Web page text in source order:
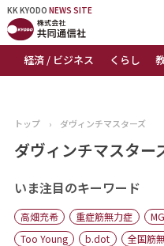
KK KYODO NEWS SITE
経済 / ビジネス くらし
KK KYODONEWS SITE
トップページ
ニュース
おすすめコンテンツ
出版物
トップ › ダヴィンチマスターズ
ダヴィンチマスター
いま注目のキーワード
高畑充希 重症筋無力症 MG
Too Young
b.dot 全国筋